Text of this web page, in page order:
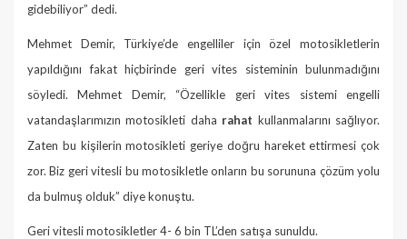
gidebiliyor” dedi.
Mehmet Demir, Türkiye’de engelliler için özel motosikletlerin
yapıldığını fakat hiçbirinde geri vites sisteminin bulunmadığını
söyledi. Mehmet Demir, “Özellikle geri vites sistemi engelli
vatandaşlarımızın motosikleti daha rahat kullanmalarını sağlıyor.
Zaten bu kişilerin motosikleti geriye doğru hareket ettirmesi çok
zor. Biz geri vitesli bu motosikletle onların bu sorununa çözüm yolu
da bulmuş olduk” diye konuştu.
Geri vitesli motosikletler 4- 6 bin TL’den satışa sunuldu.